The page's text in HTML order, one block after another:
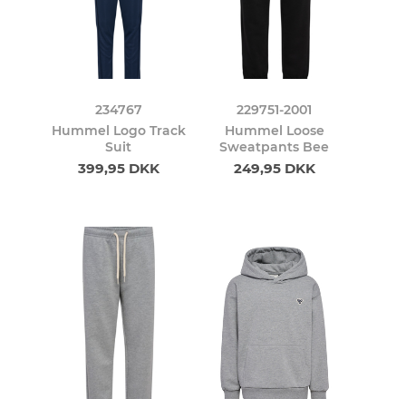
234767
Hummel Logo Track
Suit
399,95 DKK
229751-2001
Hummel Loose
Sweatpants Bee
249,95 DKK